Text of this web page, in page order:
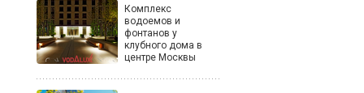
Комплекс
водоемов и
фонтанов у
клубного дома в
центре Москвы